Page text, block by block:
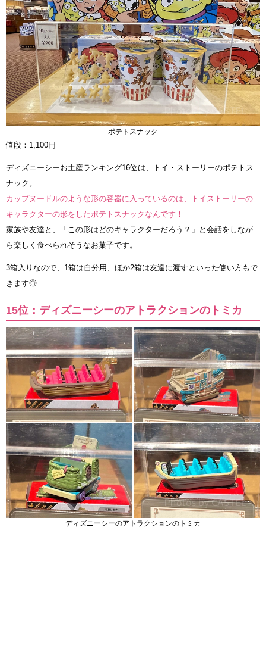
ポテトスナック
値段：1,100円
ディズニーシーお土産ランキング16位は、トイ・ストーリーのポテトス
ナック。
カップヌードルのような形の容器に入っているのは、トイストーリーの
キャラクターの形をしたポテトスナックなんです！
家族や友達と、「この形はどのキャラクターだろう？」と会話をしなが
ら楽しく食べられそうなお菓子です。
3箱入りなので、1箱は自分用、ほか2箱は友達に渡すといった使い方もで
きます◎
15位：ディズニーシーのアトラクションのトミカ
ディズニーシーのアトラクションのトミカ